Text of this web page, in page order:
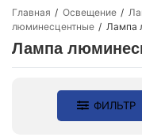
Главная Освещение
люминесцентные
Лампа
Лампа
ФИЛЬТР